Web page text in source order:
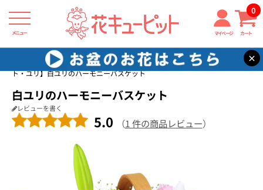
メニュー マイページ カート
0
×
花キューピット 誕生日フラワーギフト・ユリ
【誕生日フラワーギフ
ト・ユリ】白ユリのハーモニーバスケット
白ユリのハーモニーバスケット
レビューを書く
5.0 （1 件の商品レビュー）